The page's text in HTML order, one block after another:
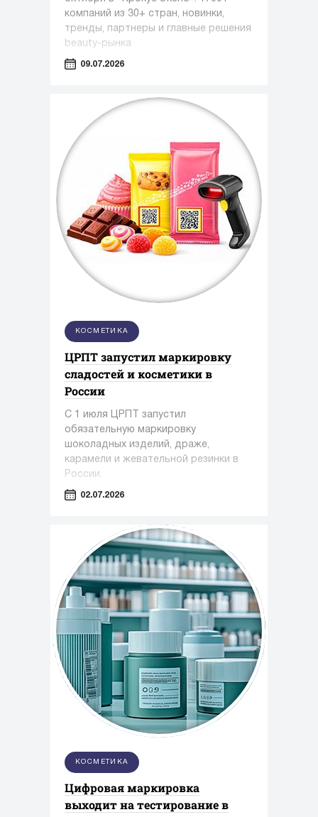
компаний из 30+ стран, новинки,
тренды, партнеры и главные решения
beauty-рынка
09.07.2026
КОСМЕТИКА
ЦРПТ запустил маркировку
сладостей и косметики в
России
С 1 июля ЦРПТ запустил
обязательную маркировку
шоколадных изделий, драже,
карамели и жевательной резинки в
России.
02.07.2026
КОСМЕТИКА
Цифровая маркировка
выходит на тестирование в